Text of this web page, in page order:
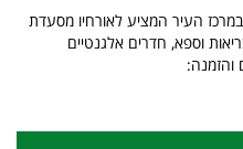
העיר המציע לאורחיו מסעדת
וספא, חדרים אלגנטיים
והזמנה: